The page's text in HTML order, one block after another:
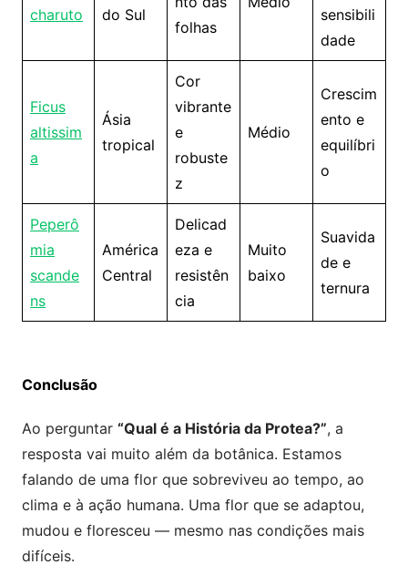
charuto do Sul
folhas
sensibili
dade
Ficus
altissim
a
Ásia
tropical
Cor
vibrante
e
robuste
z
Médio
Crescim
ento e
equilíbri
o
Peperô
mia
scande
ns
América
Central
Delicad
eza e
resistên
cia
Muito
baixo
Suavida
de e
ternura
Conclusão
Ao perguntar “Qual é a História da Protea?”, a
resposta vai muito além da botânica. Estamos
falando de uma flor que sobreviveu ao tempo, ao
clima e à ação humana. Uma flor que se adaptou,
mudou e floresceu — mesmo nas condições mais
difíceis.